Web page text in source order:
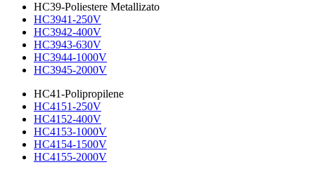
HC39-Poliestere Metallizato
HC3941-250V
HC3942-400V
HC3943-630V
HC3944-1000V
HC3945-2000V
HC41-Polipropilene
HC4151-250V
HC4152-400V
HC4153-1000V
HC4154-1500V
HC4155-2000V